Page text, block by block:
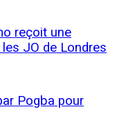
reçoit une
JO de Londres
Pogba pour